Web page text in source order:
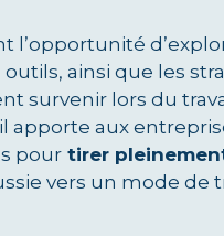
ainsi que les
survenir lors du
aux
pour tirer
vers un mode de